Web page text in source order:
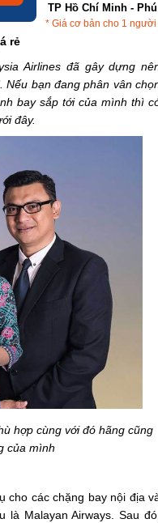
Hà Nội - Đà Nẵng
* Giá cơ bản cho 1
rẻ
Airlines đã gây dựng
Nếu bạn đang phân vân
bay sắp tới của mình thì
đây.
hợp cùng với đó hãng cũng
của mình
cho các chặng bay nội địa
Malayan Airways. Sau đó,